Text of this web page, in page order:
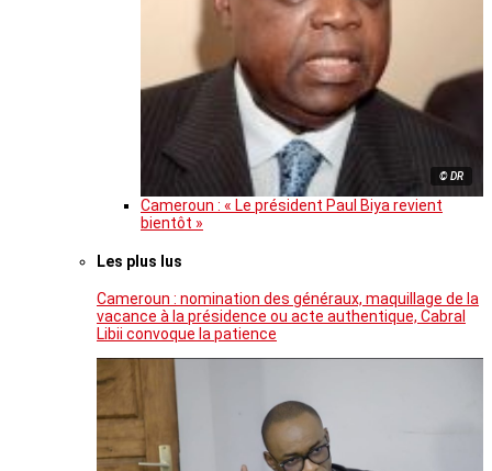
© DR
Cameroun : « Le président Paul Biya revient
bientôt »
Les plus lus
Cameroun : nomination des généraux, maquillage de la
vacance à la présidence ou acte authentique, Cabral
Libii convoque la patience